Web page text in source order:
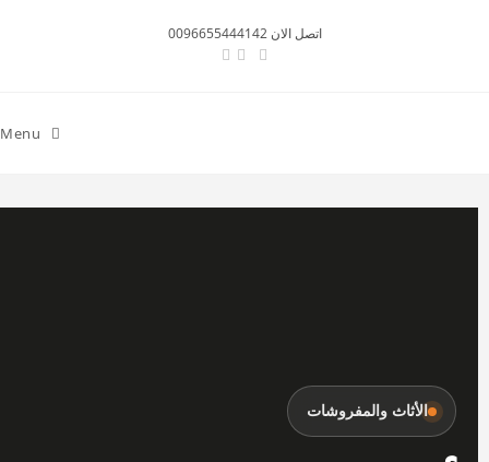
اتصل الان 0096655444142
Menu
الأثاث والمفروشات